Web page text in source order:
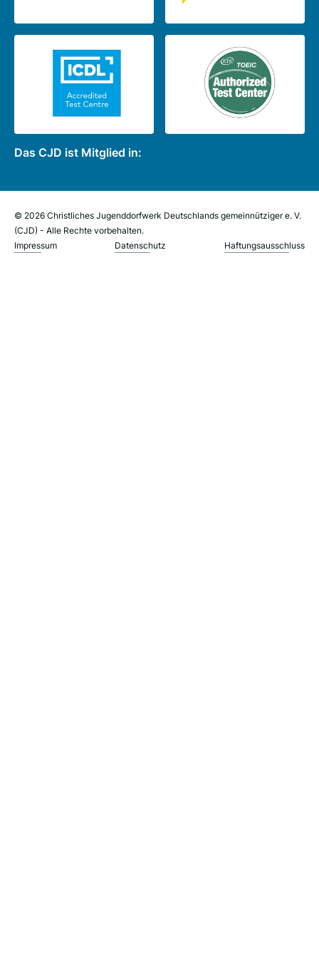
Das CJD ist Mitglied in:
© 2026 Christliches Jugenddorfwerk Deutschlands gemeinnütziger e. V.
(CJD) - Alle Rechte vorbehalten.
Impressum
Datenschutz Haftungsausschluss